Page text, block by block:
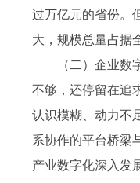
过万亿元的省份。
大，规模总量占据
（二）企业
不够，还停留在追
认识模糊、动力不
系协作的平台桥梁
产业数字化深入发